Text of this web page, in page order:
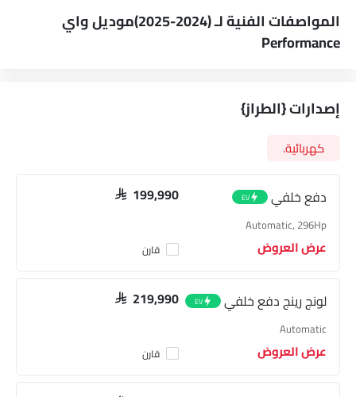
المواصفات الفنية لـ (2024-2025)موديل واي
Performance
إصدارات {الطراز}
كهربائية.
دفع خلفي EV
SAR 199,990
Automatic, 296Hp
عرض العروض قارن
لونج رينج دفع خلفي EV
SAR 219,990
Automatic
عرض العروض قارن